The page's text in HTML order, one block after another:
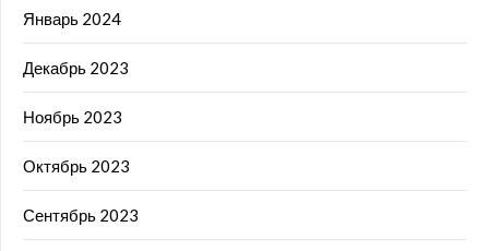
Январь 2024
Декабрь 2023
Ноябрь 2023
Октябрь 2023
Сентябрь 2023